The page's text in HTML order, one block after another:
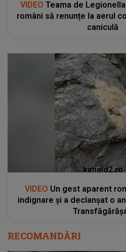
VIDEO Teama de
români să renunțe la aerul
caniculă
kanald2.ro
VIDEO Un gest aparent
indignare și a declanșat o
RECOMANDĂRI